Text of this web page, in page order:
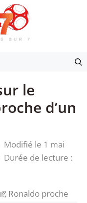
le
d’un
Modifié le 1 mai
Durée de lecture :